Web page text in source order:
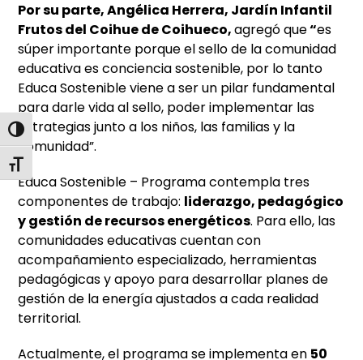
Alternar alto contraste
Alternar tamaño de letra
Por su parte, Angélica Herrera, Jardín Infantil
Frutos del Coihue de Coihueco,agregó que“es
súper importante porque el sello de la comunidad
educativa es conciencia sostenible, por lo tanto
Educa Sostenible viene a ser un pilar fundamental
para darle vida al sello, poder implementar las
estrategias junto a los niños, las familias y la
comunidad”.
Educa Sostenible – Programa contempla tres
componentes de trabajo: liderazgo, pedagógico
y gestión de recursos energéticos. Para ello, las
comunidades educativas cuentan con
acompañamiento especializado, herramientas
pedagógicas y apoyo para desarrollar planes de
gestión de la energía ajustados a cada realidad
territorial.
Actualmente, el programa se implementa en 50